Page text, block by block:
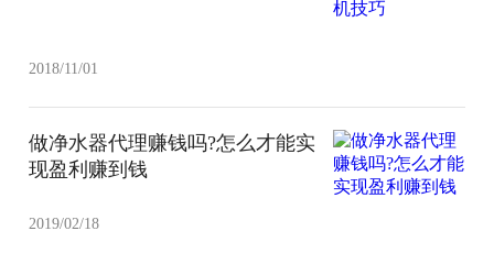
2018/11/01
做净水器代理赚钱吗?怎么才能实
现盈利赚到钱
2019/02/18